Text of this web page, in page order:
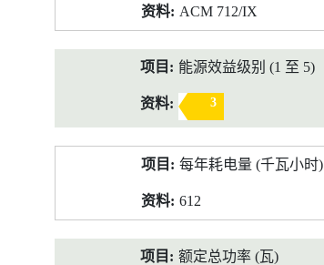
ACM 712/IX
能源效益级别 (1 至 5)
3
每年耗电量 (千瓦小时)
612
额定总功率 (瓦)